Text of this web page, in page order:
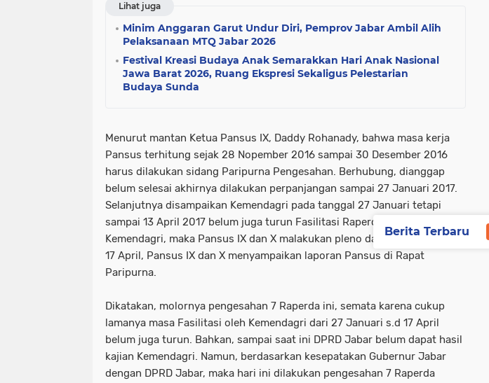
Lihat juga
Minim Anggaran Garut Undur Diri, Pemprov Jabar Ambil Alih
Pelaksanaan MTQ Jabar 2026
Festival Kreasi Budaya Anak Semarakkan Hari Anak Nasional
Jawa Barat 2026, Ruang Ekspresi Sekaligus Pelestarian
Budaya Sunda
Menurut mantan Ketua Pansus IX, Daddy Rohanady, bahwa masa kerja
Pansus terhitung sejak 28 Nopember 2016 sampai 30 Desember 2016
harus dilakukan sidang Paripurna Pengesahan. Berhubung, dianggap
belum selesai akhirnya dilakukan perpanjangan sampai 27 Januari 2017.
Selanjutnya disampaikan Kemendagri pada tanggal 27 Januari tetapi
sampai 13 April 2017 belum juga turun Fasilitasi Raperda dari
Kemendagri, maka Pansus IX dan X malakukan pleno dan disepakati pada
17 April, Pansus IX dan X menyampaikan laporan Pansus di Rapat
Paripurna.
Dikatakan, molornya pengesahan 7 Raperda ini, semata karena cukup
lamanya masa Fasilitasi oleh Kemendagri dari 27 Januari s.d 17 April
belum juga turun. Bahkan, sampai saat ini DPRD Jabar belum dapat hasil
kajian Kemendagri. Namun, berdasarkan kesepatakan Gubernur Jabar
dengan DPRD Jabar, maka hari ini dilakukan pengesahan 7 Raperda
Berita Terbaru